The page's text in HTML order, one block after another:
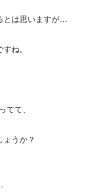
とは思いますが…
ね。
てて、
うか？